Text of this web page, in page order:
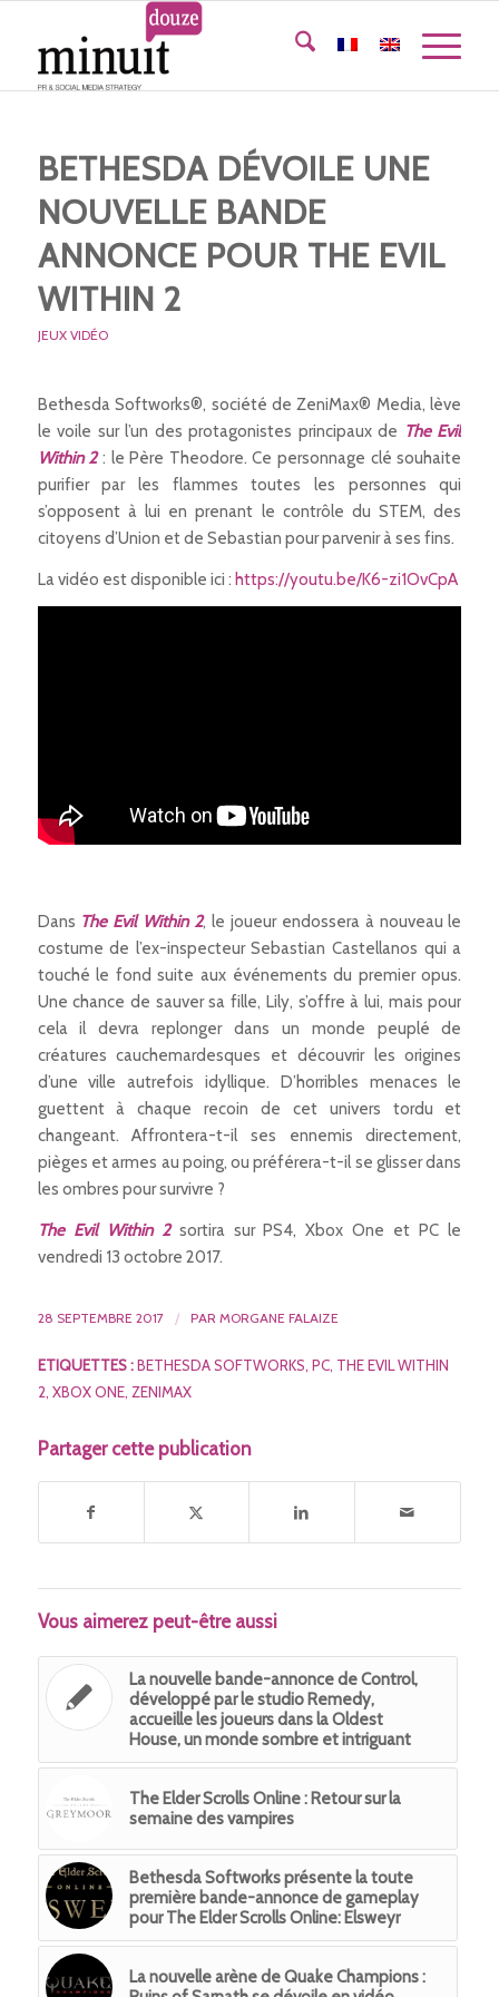
BETHESDA DÉVOILE UNE
NOUVELLE BANDE
ANNONCE POUR THE EVIL
WITHIN 2
JEUX VIDÉO
Bethesda Softworks®, société de ZeniMax® Media, lève
le voile sur l’un des protagonistes principaux de The Evil
Within 2: le Père Theodore. Ce personnage clé souhaite
purifier par les flammes toutes les personnes qui
s’opposent à lui en prenant le contrôle du STEM, des
citoyens d’Union et de Sebastian pour parvenir à ses fins.
La vidéo est disponible ici : https://youtu.be/K6-zi1OvCpA
Dans The Evil Within 2, le joueur endossera à nouveau le
costume de l’ex-inspecteur Sebastian Castellanos qui a
touché le fond suite aux événements du premier opus.
Une chance de sauver sa fille, Lily, s’offre à lui, mais pour
cela il devra replonger dans un monde peuplé de
créatures cauchemardesques et découvrir les origines
d’une ville autrefois idyllique. D’horribles menaces le
guettent à chaque recoin de cet univers tordu et
changeant. Affrontera-t-il ses ennemis directement,
pièges et armes au poing, ou préférera-t-il se glisser dans
les ombres pour survivre ?
The Evil Within 2sortira sur PS4, Xbox One et PC le
vendredi 13 octobre 2017.
28 SEPTEMBRE 2017 / PAR MORGANE FALAIZE
ETIQUETTES : BETHESDA SOFTWORKS, PC, THE EVIL WITHIN
2, XBOX ONE, ZENIMAX
Partager cette publication
Vous aimerez peut-être aussi
La nouvelle bande-annonce de Control,
développé par le studio Remedy,
accueille les joueurs dans la Oldest
House, un monde sombre et intriguant
The Elder Scrolls Online : Retour sur la
semaine des vampires
Bethesda Softworks présente la toute
première bande-annonce de gameplay
pour The Elder Scrolls Online: Elsweyr
La nouvelle arène de Quake Champions :